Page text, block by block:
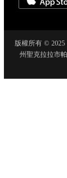
版權所有 © 2025
州聖克拉拉市